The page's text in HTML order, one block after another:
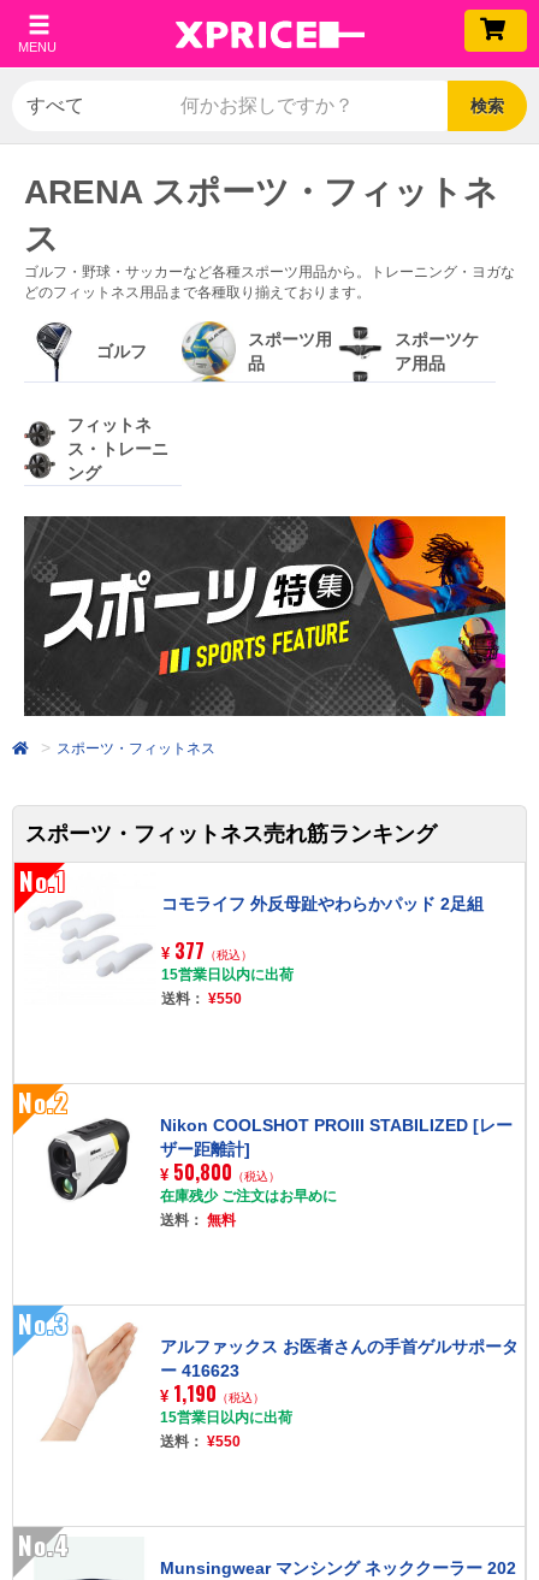
MENU
検索
ARENA スポーツ・フィットネ
ス
ゴルフ・野球・サッカーなど各種スポーツ用品から。トレーニング・ヨガな
どのフィットネス用品まで各種取り揃えております。
ゴルフ
スポーツ用
品
スポーツケ
ア用品
フィットネ
ス・トレーニ
ング
スポーツ・フィットネス
スポーツ・フィットネス売れ筋ランキング
No.1
コモライフ 外反母趾やわらかパッド 2足組
¥ 377 （税込）
15営業日以内に出荷
送料：¥550
No.2
Nikon COOLSHOT PROIII STABILIZED [レー
ザー距離計]
¥ 50,800 （税込）
在庫残少 ご注文はお早めに
送料：無料
No.3
アルファックス お医者さんの手首ゲルサポータ
ー 416623
¥ 1,190 （税込）
15営業日以内に出荷
送料：¥550
No.4
Munsingwear マンシング ネッククーラー 202